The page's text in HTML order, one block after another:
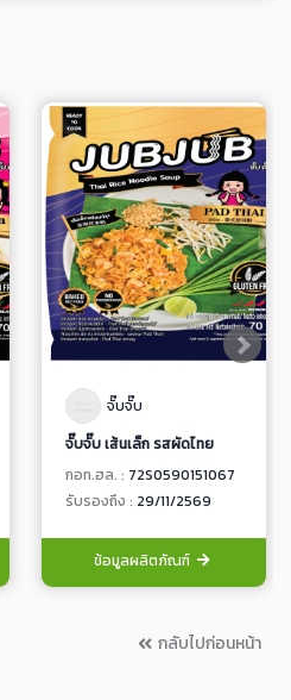
จั๊บจั๊บ
จั๊บจั๊บ เส้นเล็ก รสผัดไทย
กอท.ฮล. : 72S0590151067
รับรองถึง : 29/11/2569
ข้อมูลผลิตภัณฑ์
กลับไปก่อนหน้า